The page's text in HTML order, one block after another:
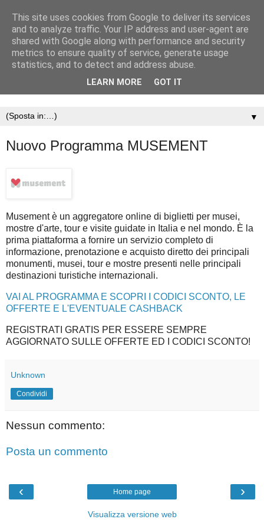
▼
Nuovo Programma MUSEMENT
Musement è un aggregatore online di biglietti per musei,
mostre d'arte, tour e visite guidate in Italia e nel mondo. È la
prima piattaforma a fornire un servizio completo di
informazione, prenotazione e acquisto diretto dei principali
monumenti, musei, tour e mostre presenti nelle principali
destinazioni turistiche internazionali.
VAI AL PROGRAMMA E SCOPRI I CODICI SCONTO, LE
OFFERTE E L'EVENTUALE CASHBACK
REGISTRATI GRATIS PER ESSERE SEMPRE
AGGIORNATO SULLE OFFERTE ED I CODICI SCONTO!
Unknown
Condividi
Nessun commento:
Posta un commento
‹ ›
Home page
Visualizza versione web
This site uses cookies from Google to deliver its services
and to analyze traffic. Your IP address and user-agent are
shared with Google along with performance and security
metrics to ensure quality of service, generate usage
statistics, and to detect and address abuse.
LEARN MORE GOT IT